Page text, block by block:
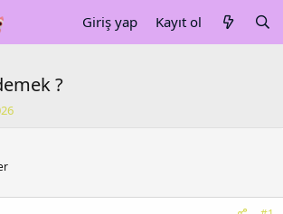
Giriş yap Kayıt ol
?